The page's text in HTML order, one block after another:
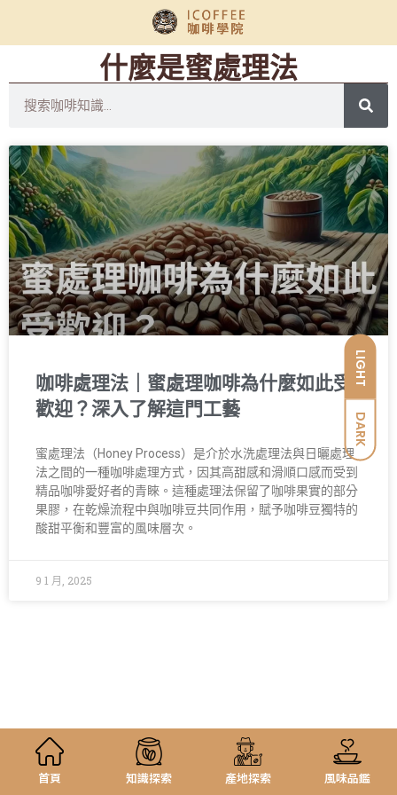
LIGHT
DARK
什麼是蜜處理法
咖啡處理法｜蜜處理咖啡為什麼如此受
歡迎？深入了解這門工藝
蜜處理法（Honey Process）是介於水洗處理法與日曬處理
法之間的一種咖啡處理方式，因其高甜感和滑順口感而受到
精品咖啡愛好者的青睞。這種處理法保留了咖啡果實的部分
果膠，在乾燥流程中與咖啡豆共同作用，賦予咖啡豆獨特的
酸甜平衡和豐富的風味層次。
9 1 月, 2025
首頁 知識探索 產地探索 風味品鑑